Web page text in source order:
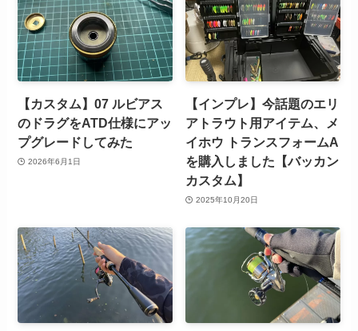
【カスタム】07 ルビアス
のドラグをATD仕様にアッ
プグレードしてみた
2026年6月1日
【インプレ】今話題のエリ
アトラウト用アイテム、メ
イホウ トランスフォームA
を購入しました【バッカン
カスタム】
2025年10月20日